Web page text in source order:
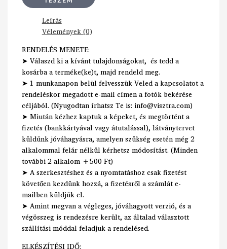
Leírás
Vélemények (0)
RENDELÉS MENETE:
➤ Válaszd ki a kívánt tulajdonságokat, és tedd a
kosárba a terméke(ke)t, majd rendeld meg.
➤ 1 munkanapon belül felvesszük Veled a kapcsolatot a
rendeléskor megadott e-mail címen a fotók bekérése
céljából. (Nyugodtan írhatsz Te is: info@visztra.com)
➤ Miután kézhez kaptuk a képeket, és megtörtént a
fizetés (bankkártyával vagy átutalással), látványtervet
küldünk jóváhagyásra, amelyen szükség esetén még 2
alkalommal felár nélkül kérhetsz módosítást. (Minden
további 2 alkalom +500 Ft)
➤ A szerkesztéshez és a nyomtatáshoz csak fizetést
követően kezdünk hozzá, a fizetésről a számlát e-
mailben küldjük el.
➤ Amint megvan a végleges, jóváhagyott verzió, és a
végösszeg is rendezésre került, az általad választott
szállítási móddal feladjuk a rendelésed.
ELKÉSZÍTÉSI IDŐ: